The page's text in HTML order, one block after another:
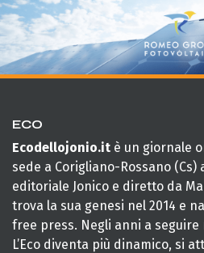
ECO
Ecodellojonio.it è un giornale
sede a Corigliano-Rossano
editoriale Jonico e diretto da
trova la sua genesi nel 2014 e
free press. Negli anni a
L’Eco diventa più dinamico, si